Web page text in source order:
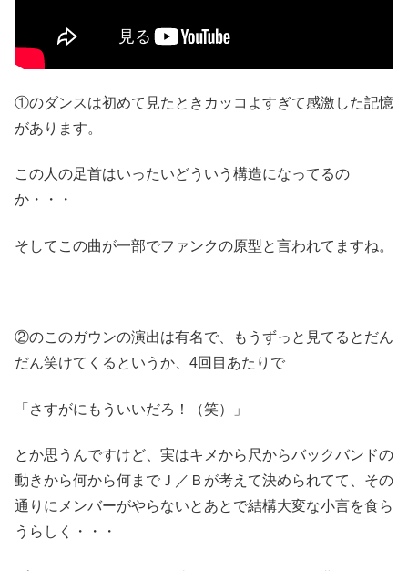
①のダンスは初めて見たときカッコよすぎて感激した記憶
があります。
この人の足首はいったいどういう構造になってるの
か・・・
そしてこの曲が一部でファンクの原型と言われてますね。
②のこのガウンの演出は有名で、もうずっと見てるとだん
だん笑けてくるというか、4回目あたりで
「さすがにもういいだろ！（笑）」
とか思うんですけど、実はキメから尺からバックバンドの
動きから何から何までＪ／Ｂが考えて決められてて、その
通りにメンバーがやらないとあとで結構大変な小言を食ら
うらしく・・・